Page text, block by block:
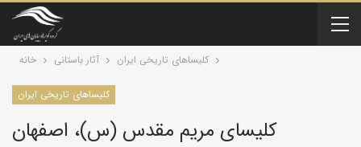
خانه آثار باستانی کلیسا‌های تاریخی ایران
کلیسا‌های تاریخی ایران
کلیسای مریم مقدس (س)، اصفهان